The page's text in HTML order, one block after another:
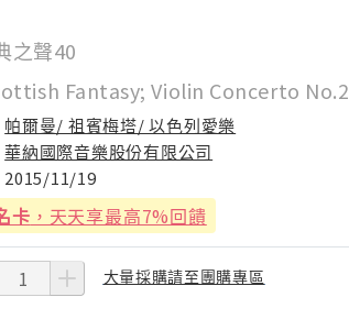
之聲40
Fantasy; Violin Concerto No.2
帕爾曼/ 祖賓梅塔/ 以色列愛樂
華納國際音樂股份有限公司
2015/11/19
卡 ，天天享最高7%回饋
大量採購請至團購專區